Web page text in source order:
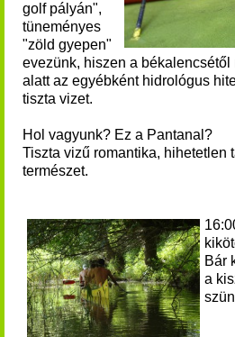
golf pályán",
tüneményes
"zöld gyepen"
evezünk, hiszen a
alatt az egyébként hidrológus
tiszta vizet.
Hol vagyunk? Ez a Pantanal?
Tiszta vizű romantika, hihetetlen
természet.
Bár
a